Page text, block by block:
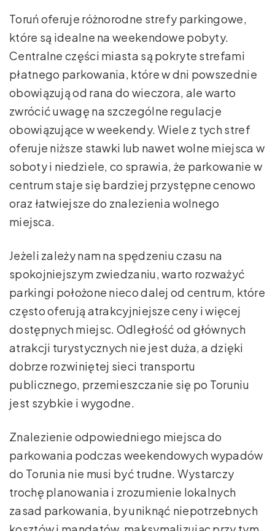
Toruń oferuje różnorodne strefy parkingowe,
które są idealne na weekendowe pobyty.
Centralne części miasta są pokryte strefami
płatnego parkowania, które w dni powszednie
obowiązują od rana do wieczora, ale warto
zwrócić uwagę na szczególne regulacje
obowiązujące w weekendy. Wiele z tych stref
oferuje niższe stawki lub nawet wolne miejsca w
soboty i niedziele, co sprawia, że parkowanie w
centrum staje się bardziej przystępne cenowo
oraz łatwiejsze do znalezienia wolnego
miejsca.
Jeżeli zależy nam na spędzeniu czasu na
spokojniejszym zwiedzaniu, warto rozważyć
parkingi położone nieco dalej od centrum, które
często oferują atrakcyjniejsze ceny i więcej
dostępnych miejsc. Odległość od głównych
atrakcji turystycznych nie jest duża, a dzięki
dobrze rozwiniętej sieci transportu
publicznego, przemieszczanie się po Toruniu
jest szybkie i wygodne.
Znalezienie odpowiedniego miejsca do
parkowania podczas weekendowych wypadów
do Torunia nie musi być trudne. Wystarczy
trochę planowania i zrozumienie lokalnych
zasad parkowania, by uniknąć niepotrzebnych